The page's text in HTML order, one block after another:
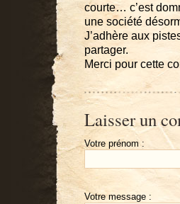
courte… c’est
une société
J’adhère aux
partager.
Merci pour cette
Laisser un
Votre prénom :
Votre message :